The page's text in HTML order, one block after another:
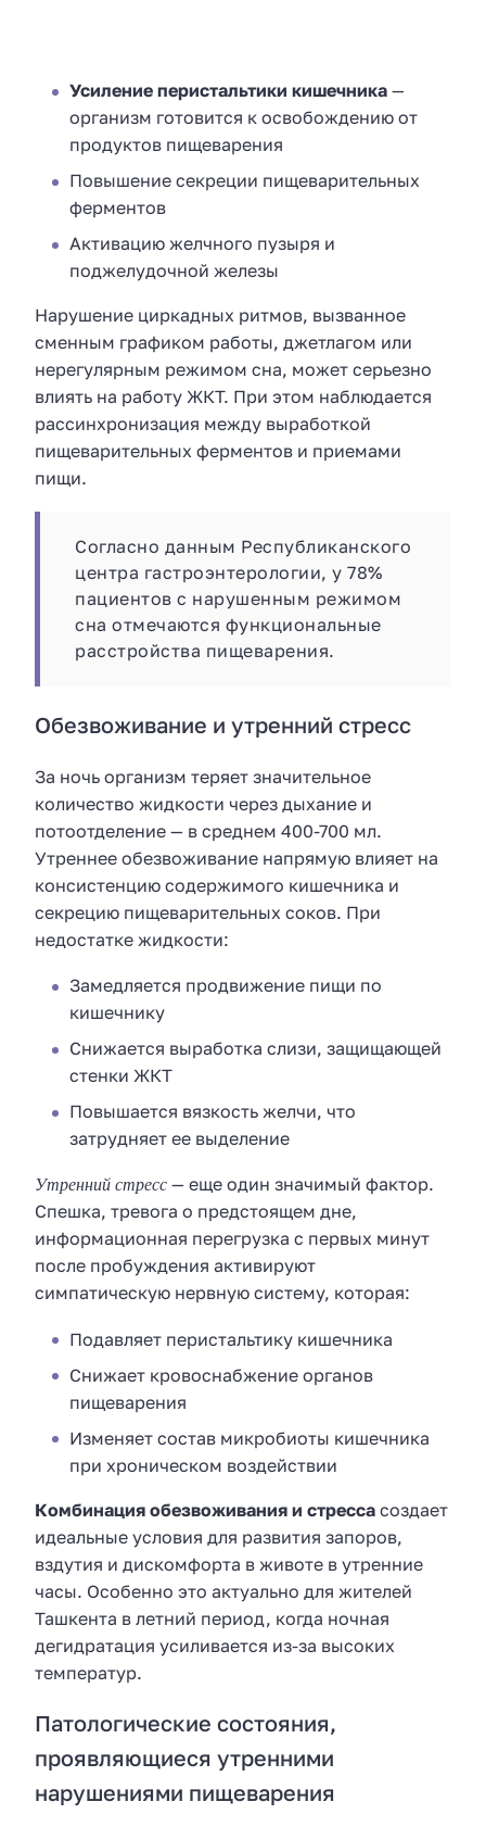
Усиление перистальтики кишечника —
организм готовится к освобождению от
продуктов пищеварения
Повышение секреции пищеварительных
ферментов
Активацию желчного пузыря и
поджелудочной железы
Нарушение циркадных ритмов, вызванное
сменным графиком работы, джетлагом или
нерегулярным режимом сна, может серьезно
влиять на работу ЖКТ. При этом наблюдается
рассинхронизация между выработкой
пищеварительных ферментов и приемами
пищи.
Согласно данным Республиканского
центра гастроэнтерологии, у 78%
пациентов с нарушенным режимом
сна отмечаются функциональные
расстройства пищеварения.
Обезвоживание и утренний стресс
За ночь организм теряет значительное
количество жидкости через дыхание и
потоотделение — в среднем 400-700 мл.
Утреннее обезвоживание напрямую влияет на
консистенцию содержимого кишечника и
секрецию пищеварительных соков. При
недостатке жидкости:
Замедляется продвижение пищи по
кишечнику
Снижается выработка слизи, защищающей
стенки ЖКТ
Повышается вязкость желчи, что
затрудняет ее выделение
Утренний стресс — еще один значимый фактор.
Спешка, тревога о предстоящем дне,
информационная перегрузка с первых минут
после пробуждения активируют
симпатическую нервную систему, которая:
Подавляет перистальтику кишечника
Снижает кровоснабжение органов
пищеварения
Изменяет состав микробиоты кишечника
при хроническом воздействии
Комбинация обезвоживания и стресса создает
идеальные условия для развития запоров,
вздутия и дискомфорта в животе в утренние
часы. Особенно это актуально для жителей
Ташкента в летний период, когда ночная
дегидратация усиливается из-за высоких
температур.
Патологические состояния,
проявляющиеся утренними
нарушениями пищеварения